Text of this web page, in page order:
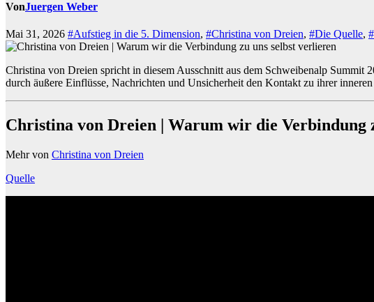
VonJuergen Weber
Mai 31, 2026 #Aufstieg in die 5. Dimension, #Christina von Dreien, #Die Quelle,
Christina von Dreien spricht in diesem Ausschnitt aus dem Schweibenalp Summit
durch äußere Einflüsse, Nachrichten und Unsicherheit den Kontakt zu ihrer
Christina von Dreien | Warum wir die Verbindung
Mehr von Christina von Dreien
Quelle